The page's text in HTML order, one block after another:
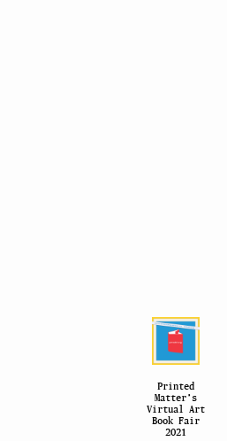
Printed
Matter’s
Virtual Art
Book Fair
2021